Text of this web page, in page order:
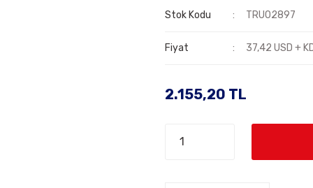
Stok Kodu TRU02897
Fiyat 37,42 USD +
2.155,20 TL